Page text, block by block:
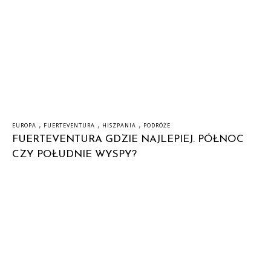
EUROPA , FUERTEVENTURA , HISZPANIA , PODRÓŻE
FUERTEVENTURA GDZIE NAJLEPIEJ. PÓŁNOC
CZY POŁUDNIE WYSPY?